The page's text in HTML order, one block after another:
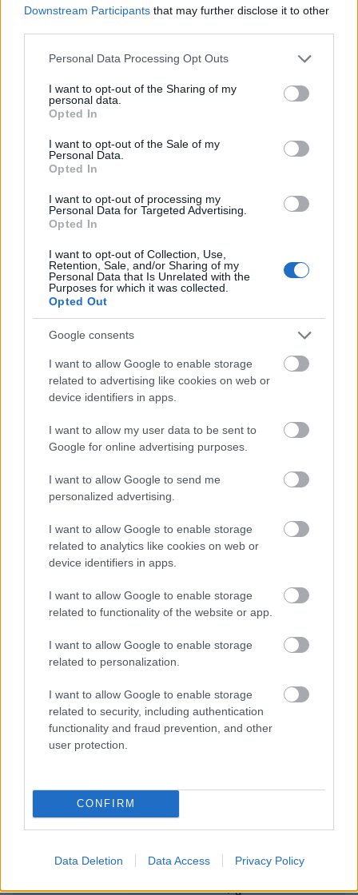
Downstream Participants that may further disclose it to other
Please note that this website/app uses one or more Google
not limited to your visit or usage behaviour. You may click to
grant or deny consent to Google and its third-party tags to
use your data for below specified purposes in below Google
consent section.
Personal Data Processing Opt Outs
I want to opt-out of the Sharing of my
personal data.
Opted In
I want to opt-out of the Sale of my
Personal Data.
Opted In
I want to opt-out of processing my
Personal Data for Targeted Advertising.
Opted In
I want to opt-out of Collection, Use,
Retention, Sale, and/or Sharing of my
Personal Data that Is Unrelated with the
Purposes for which it was collected.
Opted Out
Google consents
I want to allow Google to enable storage
related to advertising like cookies on web or
device identifiers in apps.
I want to allow my user data to be sent to
Google for online advertising purposes.
I want to allow Google to send me
personalized advertising.
I want to allow Google to enable storage
related to analytics like cookies on web or
device identifiers in apps.
I want to allow Google to enable storage
related to functionality of the website or app.
I want to allow Google to enable storage
related to personalization.
I want to allow Google to enable storage
related to security, including authentication
functionality and fraud prevention, and other
user protection.
CONFIRM
Data Deletion Data Access Privacy Policy
előtt áll, biztosak vagyunk benne, hogy fantasztikus
kreativitást és játékosságot visz a márkába.
Rita ízig-vérig londoni lány, akit zenéjében éppen úgy
a londoni utcák inspirálnak, mint ahogy a Rimmelt is
termékei megalkotásában. – állítja Friedemann
Schmid, a Rimmel nemzetközi
marketingcsapatának alelnöke, Ez az új kollekció
sikeresen egyesíti magában a londoni utcák vibráló
forgatagának hangulatát és Rita elbűvölő stílusát,
már alig várjuk, hogy a lenyűgöző eredményt
megismerhesse a nagyközönség is.
"Én már kiskorom óta ismerem a Rimmelt és annyira
izgalmas számomra, hogy ilyen neves márkával
dolgozhatok együtt. Elmondhatom magamról, hogy
'sminkfüggő' vagyok, imádok játszani a színekkel, és
amikor meghallottam a lehetőséget, hogy saját
kollekciót fejleszthetek ki a Rimmellel, számomra ez
volt álmaim beteljesülése!" – mesélte Rita Ora.
várhatóak.